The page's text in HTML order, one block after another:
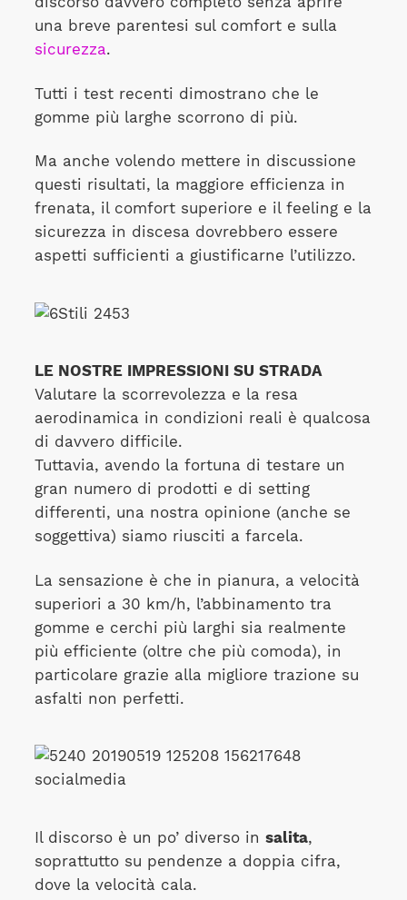
una breve parentesi sul comfort e sulla
sicurezza.
Tutti i test recenti dimostrano che le
gomme più larghe scorrono di più.
Ma anche volendo mettere in discussione
questi risultati, la maggiore efficienza in
frenata, il comfort superiore e il feeling e la
sicurezza in discesa dovrebbero essere
aspetti sufficienti a giustificarne l’utilizzo.
LE NOSTRE IMPRESSIONI SU STRADA
Valutare la scorrevolezza e la resa
aerodinamica in condizioni reali è qualcosa
di davvero difficile.
Tuttavia, avendo la fortuna di testare un
gran numero di prodotti e di setting
differenti, una nostra opinione (anche se
soggettiva) siamo riusciti a farcela.
La sensazione è che in pianura, a velocità
superiori a 30 km/h, l’abbinamento tra
gomme e cerchi più larghi sia realmente
più efficiente (oltre che più comoda), in
particolare grazie alla migliore trazione su
asfalti non perfetti.
Il discorso è un po’ diverso in salita,
soprattutto su pendenze a doppia cifra,
dove la velocità cala.